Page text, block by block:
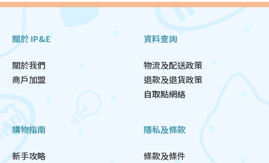
關於 IP&E
關於我們
商戶加盟
資料查詢
物流及配送政策
退款及退貨政策
自取點網絡
購物指南
新手攻略
隱私及條款
條款及條件